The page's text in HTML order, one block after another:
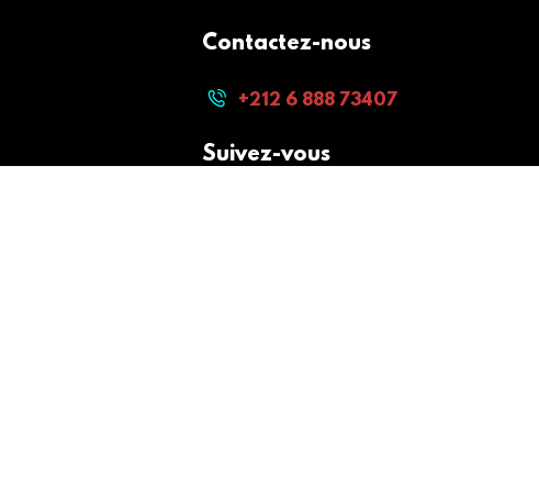
Contactez-nous
+212 6 888 73407
Suivez-vous